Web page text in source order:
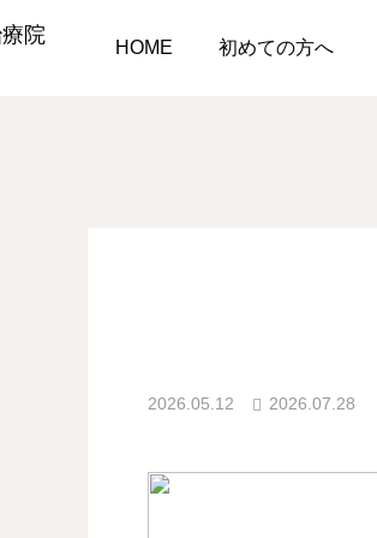
HOME 初めての方へ
します。
頼らない根本改善アプロ
ブログ ブログ 腰
2026.05.12 2026.07.28